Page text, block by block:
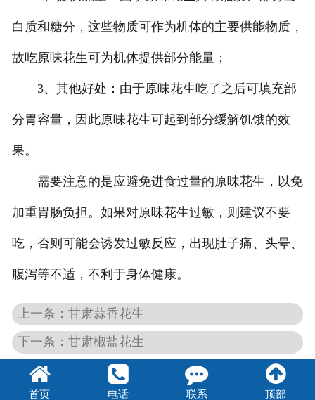
白质和糖分，这些物质可作为机体的主要供能物质，
故吃原味花生可为机体提供部分能量；
3、其他好处：由于原味花生吃了之后可填充部
分胃容量，因此原味花生可起到部分缓解饥饿的效
果。
需要注意的是应避免进食过量的原味花生，以免
加重胃肠负担。如果对原味花生过敏，则建议不要
吃，否则可能会诱发过敏反应，出现肚子痛、头晕、
腹泻等不适，不利于身体健康。
上一条：甘肃蒜香花生
下一条：甘肃椒盐花生
首页 电话 联系 顶部